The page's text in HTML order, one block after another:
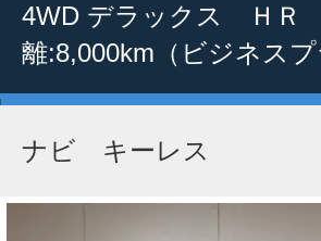
4WD デラックス ＨＲ
離:8,000km （ビジネスプ
ナビ キーレス